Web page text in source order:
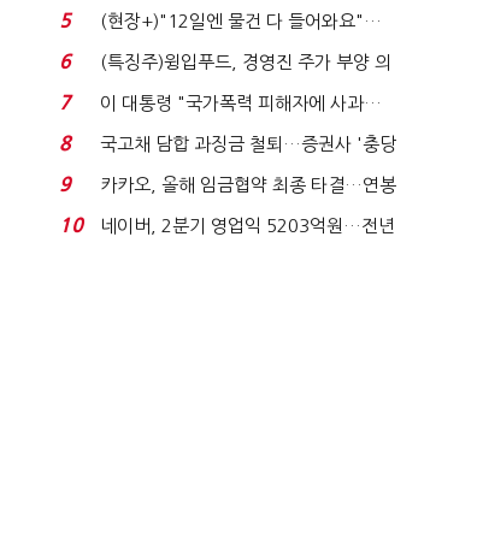
국전쟁’
5
(현장+)"12일엔 물건 다 들어와요"…
빈 매대 채우며 문 연 ...
6
(특징주)윙입푸드, 경영진 주가 부양 의
지에 상한가...
7
이 대통령 "국가폭력 피해자에 사과…
적극적 조사로 진...
8
국고채 담합 과징금 철퇴…증권사 '충당
금 폭탄' 우려...
9
카카오, 올해 임금협약 최종 타결…연봉
6.3% 인상·격려...
10
네이버, 2분기 영업익 5203억원…전년